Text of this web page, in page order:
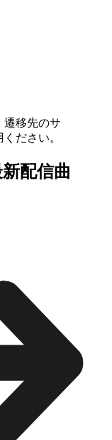
移先のサ
ださい。
配信曲